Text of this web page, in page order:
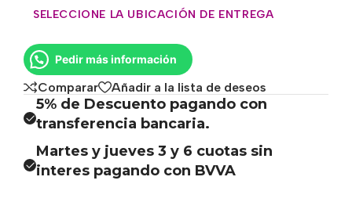
SELECCIONE LA UBICACIÓN DE ENTREGA
Pedir más información
Comparar Añadir a la lista de deseos
5% de Descuento pagando con
transferencia bancaria.
Martes y jueves 3 y 6 cuotas sin
interes pagando con BVVA